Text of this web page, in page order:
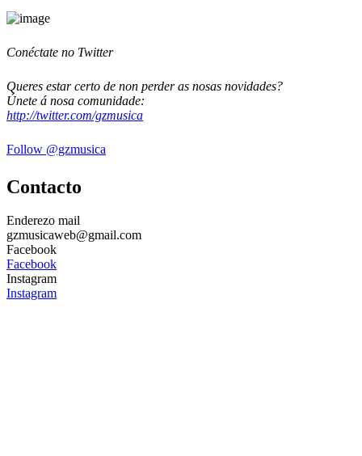
Conéctate no Twitter
Queres estar certo de non perder as nosas novidades?
Únete á nosa comunidade:
http://twitter.com/gzmusica
Follow @gzmusica
Contacto
Enderezo mail
gzmusicaweb@gmail.com
Facebook
Facebook
Instagram
Instagram